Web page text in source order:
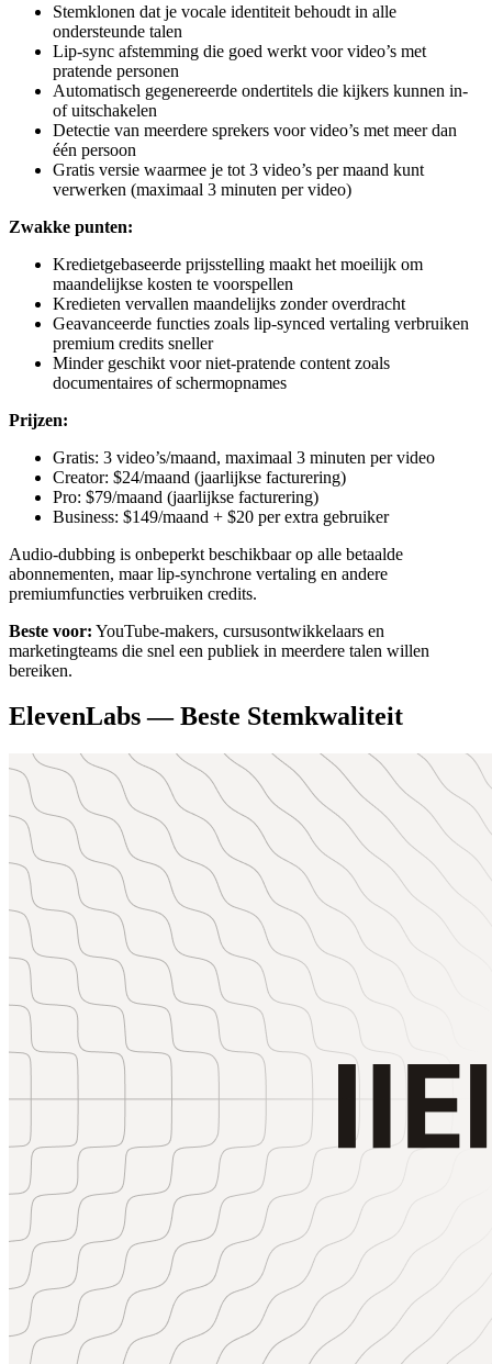
Stemklonen dat je vocale identiteit behoudt in alle
ondersteunde talen
Lip-sync afstemming die goed werkt voor video’s met
pratende personen
Automatisch gegenereerde ondertitels die kijkers kunnen in-
of uitschakelen
Detectie van meerdere sprekers voor video’s met meer dan
één persoon
Gratis versie waarmee je tot 3 video’s per maand kunt
verwerken (maximaal 3 minuten per video)
Zwakke punten:
Kredietgebaseerde prijsstelling maakt het moeilijk om
maandelijkse kosten te voorspellen
Kredieten vervallen maandelijks zonder overdracht
Geavanceerde functies zoals lip-synced vertaling verbruiken
premium credits sneller
Minder geschikt voor niet-pratende content zoals
documentaires of schermopnames
Prijzen:
Gratis: 3 video’s/maand, maximaal 3 minuten per video
Creator: $24/maand (jaarlijkse facturering)
Pro: $79/maand (jaarlijkse facturering)
Business: $149/maand + $20 per extra gebruiker
Audio-dubbing is onbeperkt beschikbaar op alle betaalde
abonnementen, maar lip-synchrone vertaling en andere
premiumfuncties verbruiken credits.
Beste voor: YouTube-makers, cursusontwikkelaars en
marketingteams die snel een publiek in meerdere talen willen
bereiken.
ElevenLabs — Beste Stemkwaliteit